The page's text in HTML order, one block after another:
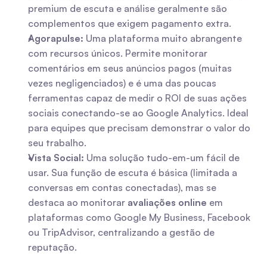
premium de escuta e análise geralmente são
complementos que exigem pagamento extra.
Agorapulse: Uma plataforma muito abrangente
com recursos únicos. Permite monitorar
comentários em seus anúncios pagos (muitas
vezes negligenciados) e é uma das poucas
ferramentas capaz de medir o ROI de suas ações
sociais conectando-se ao Google Analytics. Ideal
para equipes que precisam demonstrar o valor do
seu trabalho.
Vista Social: Uma solução tudo-em-um fácil de
usar. Sua função de escuta é básica (limitada a
conversas em contas conectadas), mas se
destaca ao monitorar avaliações online em
plataformas como Google My Business, Facebook
ou TripAdvisor, centralizando a gestão de
reputação.